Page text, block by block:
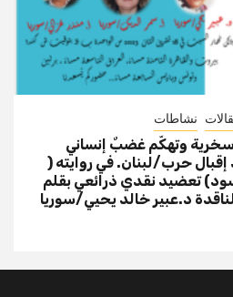
نشاطات
سخرية وتهكّم غضبٌ إنساني
حرب/لبنان. في روايته (
تعضيد نقدي ذرائعي بقلم
د.عبير خالد يحيي/سوريا